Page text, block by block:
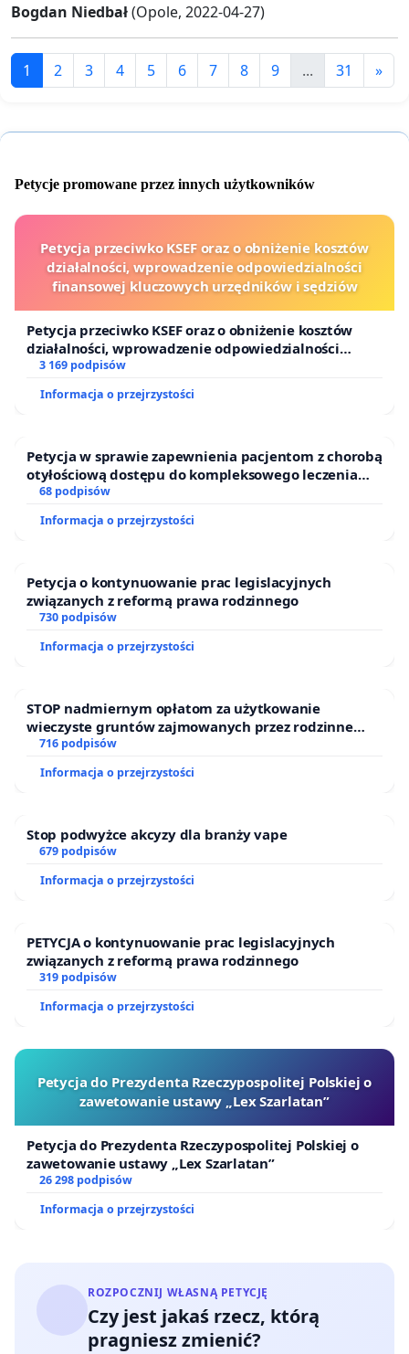
Bogdan Niedbał(Opole, 2022-04-27)
1 2 3 4 5 6 7 8 9 ... 31 »
Petycje promowane przez innych użytkowników
Petycja przeciwko KSEF oraz o obniżenie kosztów
działalności, wprowadzenie odpowiedzialności
finansowej kluczowych urzędników i sędziów
Petycja przeciwko KSEF oraz o obniżenie kosztów
działalności, wprowadzenie odpowiedzialności
finansowej kluczowych urzędników i sędziów
3 169 podpisów
Informacja o przejrzystości
Petycja w sprawie zapewnienia pacjentom z chorobą
otyłościową dostępu do kompleksowego leczenia
oraz programów profilaktycznych.
68 podpisów
Informacja o przejrzystości
Petycja o kontynuowanie prac legislacyjnych
związanych z reformą prawa rodzinnego
730 podpisów
Informacja o przejrzystości
STOP nadmiernym opłatom za użytkowanie
wieczyste gruntów zajmowanych przez rodzinne
ogrody działkowe.
716 podpisów
Informacja o przejrzystości
Stop podwyżce akcyzy dla branży vape
679 podpisów
Informacja o przejrzystości
PETYCJA o kontynuowanie prac legislacyjnych
związanych z reformą prawa rodzinnego
319 podpisów
Informacja o przejrzystości
Petycja do Prezydenta Rzeczypospolitej Polskiej o
zawetowanie ustawy „Lex Szarlatan”
Petycja do Prezydenta Rzeczypospolitej Polskiej o
zawetowanie ustawy „Lex Szarlatan”
26 298 podpisów
Informacja o przejrzystości
ROZPOCZNIJ WŁASNĄ PETYCJĘ
Czy jest jakaś rzecz, którą
pragniesz zmienić?